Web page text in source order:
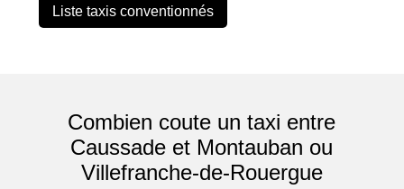
Liste taxis conventionnés
Combien coute un taxi entre
Caussade et Montauban ou
Villefranche-de-Rouergue